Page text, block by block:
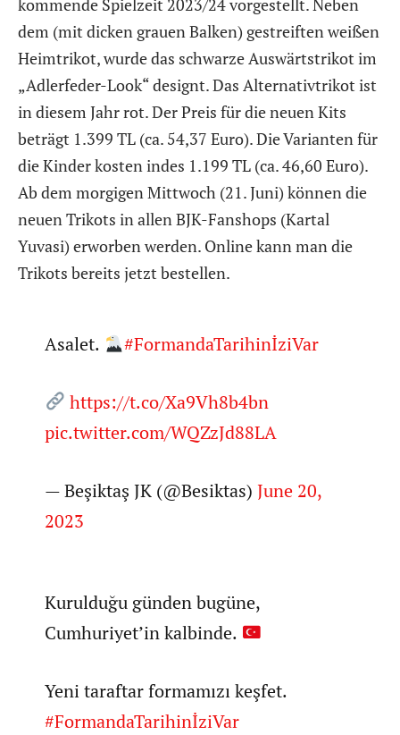
dem (mit dicken grauen Balken) gestreiften weißen
Heimtrikot, wurde das schwarze Auswärtstrikot im
„Adlerfeder-Look“ designt. Das Alternativtrikot ist
in diesem Jahr rot. Der Preis für die neuen Kits
beträgt 1.399 TL (ca. 54,37 Euro). Die Varianten für
die Kinder kosten indes 1.199 TL (ca. 46,60 Euro).
Ab dem morgigen Mittwoch (21. Juni) können die
neuen Trikots in allen BJK-Fanshops (Kartal
Yuvasi) erworben werden. Online kann man die
Trikots bereits jetzt bestellen.
Asalet. #FormandaTarihinİziVar
https://t.co/Xa9Vh8b4bn
pic.twitter.com/WQZzJd88LA
— Beşiktaş JK (@Besiktas)June 20,
2023
Kurulduğu günden bugüne,
Cumhuriyet’in kalbinde.
Yeni taraftar formamızı keşfet.
#FormandaTarihinİziVar